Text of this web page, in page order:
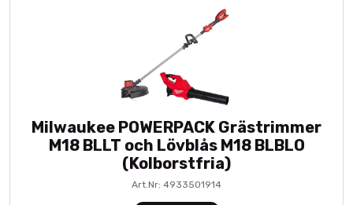
Milwaukee POWERPACK Grästrimmer
M18 BLLT och Lövblås M18 BLBLO
(Kolborstfria)
Art.Nr: 4933501914